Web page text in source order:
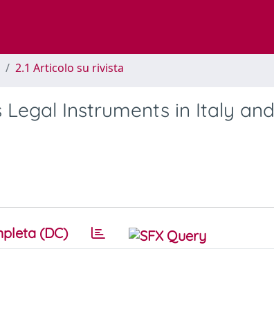
2.1 Articolo su rivista
Legal Instruments in Italy and
(DC)